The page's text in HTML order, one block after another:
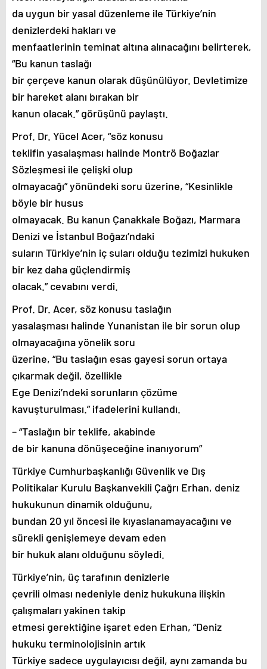
da uygun bir yasal düzenleme ile Türkiye’nin
denizlerdeki hakları ve
menfaatlerinin teminat altına alınacağını belirterek,
“Bu kanun taslağı
bir çerçeve kanun olarak düşünülüyor. Devletimize
bir hareket alanı bırakan bir
kanun olacak.” görüşünü paylaştı.
Prof. Dr. Yücel Acer, “söz konusu
teklifin yasalaşması halinde Montrö Boğazlar
Sözleşmesi ile çelişki olup
olmayacağı” yönündeki soru üzerine, “Kesinlikle
böyle bir husus
olmayacak. Bu kanun Çanakkale Boğazı, Marmara
Denizi ve İstanbul Boğazı’ndaki
suların Türkiye’nin iç suları olduğu tezimizi hukuken
bir kez daha güçlendirmiş
olacak.” cevabını verdi.
Prof. Dr. Acer, söz konusu taslağın
yasalaşması halinde Yunanistan ile bir sorun olup
olmayacağına yönelik soru
üzerine, “Bu taslağın esas gayesi sorun ortaya
çıkarmak değil, özellikle
Ege Denizi’ndeki sorunların çözüme
kavuşturulması.” ifadelerini kullandı.
– “Taslağın bir teklife, akabinde
de bir kanuna dönüşeceğine inanıyorum”
Türkiye Cumhurbaşkanlığı Güvenlik ve Dış
Politikalar Kurulu Başkanvekili Çağrı Erhan, deniz
hukukunun dinamik olduğunu,
bundan 20 yıl öncesi ile kıyaslanamayacağını ve
sürekli genişlemeye devam eden
bir hukuk alanı olduğunu söyledi.
Türkiye’nin, üç tarafının denizlerle
çevrili olması nedeniyle deniz hukukuna ilişkin
çalışmaları yakinen takip
etmesi gerektiğine işaret eden Erhan, “Deniz
hukuku terminolojisinin artık
Türkiye sadece uygulayıcısı değil, aynı zamanda bu